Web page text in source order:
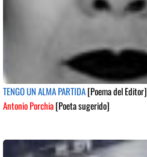
TENGO UN ALMA PARTIDA[Poema del Editor]
Antonio Porchia[Poeta sugerido]